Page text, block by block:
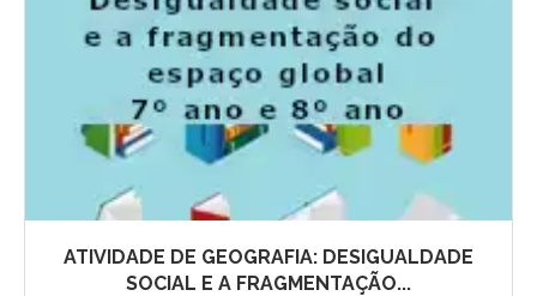
ATIVIDADE DE GEOGRAFIA: DESIGUALDADE
SOCIAL E A FRAGMENTAÇÃO...